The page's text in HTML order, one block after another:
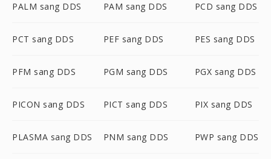
PALM sang DDS PAM sang DDS PCD sang DDS
PCT sang DDS PEF sang DDS PES sang DDS
PFM sang DDS PGM sang DDS PGX sang DDS
PICON sang DDS PICT sang DDS PIX sang DDS
PLASMA sang DDS PNM sang DDS PWP sang DDS